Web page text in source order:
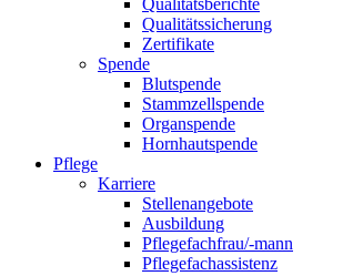
Qualitätsberichte
Qualitätssicherung
Zertifikate
Spende
Blutspende
Stammzellspende
Organspende
Hornhautspende
Pflege
Karriere
Stellenangebote
Ausbildung
Pflegefachfrau/-mann
Pflegefachassistenz